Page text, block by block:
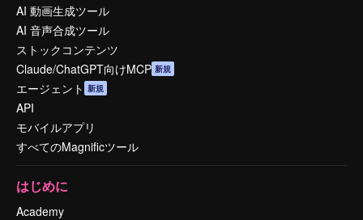
AI 動画生成ツール
AI 音声合成ツール
ストックコンテンツ
Claude/ChatGPT向けMCP 新規
エージェント 新規
API
モバイルアプリ
すべてのMagnificツール
はじめに
Academy